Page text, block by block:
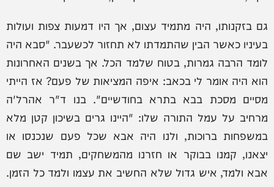
גם בזקנותו, היה מתמיד עצום, אך היו דמעות צפות ועולות
בעיניו כאשר הבין שהתמדתו לא תחזור לכשעבר. "סבא היה
לומד הרבה גמרות, בטוח שלמד הכל. אך בשנים האחרונות
הוא היה אומר לי בכאב: איפה המציאות של פעם? אז הייתי
מסיים מסכת בבא בתרא בחודשיים". בנו ד"ר אהרל'ה
מרחיב על עמל התורה שלו: "היינו גרים בשיכון קטן מלא
במשפחות ברוכות, ולנו היה אבא שכל פעם שנכנסו או
יצאנו, קמנו בבוקר או חזרנו מהמשחקים, תמיד ישב שם
אבא ולמד, איש גדול שלא החשיב את עצמו ולמד כל הזמן.